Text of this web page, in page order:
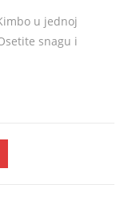
u jednoj
snagu i